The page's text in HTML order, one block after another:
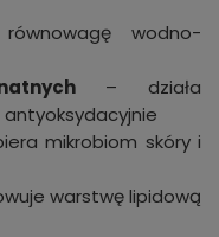
wodno-
– działa
mikrobiom skóry i
warstwę lipidową